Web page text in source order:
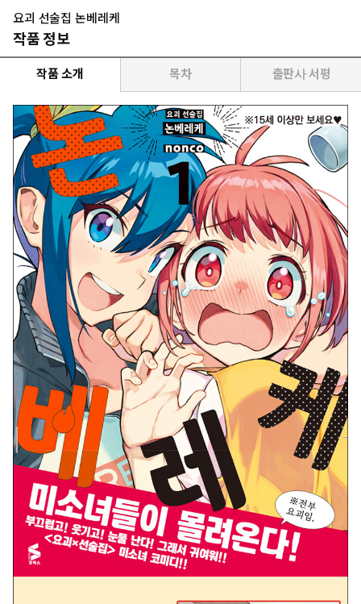
요괴 선술집 논베레케
작품 정보
작품 소개 목차 출판사 서평